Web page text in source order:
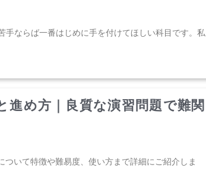
ならば一番はじめに手を付けてほしい科目です。私
進め方｜良質な演習問題で難関
いて特徴や難易度、使い方まで詳細にご紹介しま